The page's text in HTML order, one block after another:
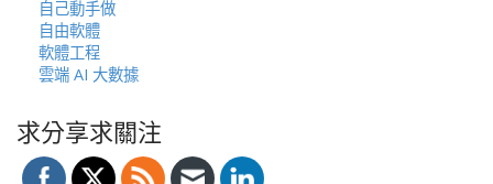
自己動手做
自由軟體
軟體工程
雲端 AI 大數據
求分享求關注